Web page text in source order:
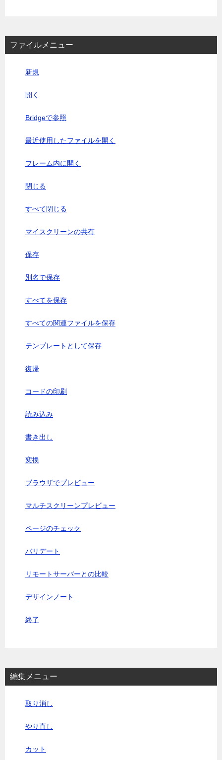
ファイルメニュー
新規
開く
Bridgeで参照
最近使用したファイルを開く
フレーム内に開く
閉じる
すべて閉じる
マイスクリーンの共有
保存
別名で保存
すべてを保存
すべての関連ファイルを保存
テンプレートとして保存
復帰
コードの印刷
読み込み
書き出し
変換
ブラウザでプレビュー
マルチスクリーンプレビュー
ページのチェック
バリデート
リモートサーバーとの比較
デザインノート
終了
編集メニュー
取り消し
やり直し
カット